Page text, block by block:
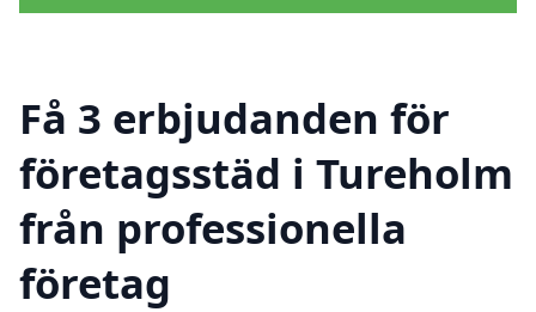
Få 3 erbjudanden för
företagsstäd i Tureholm
från professionella
företag